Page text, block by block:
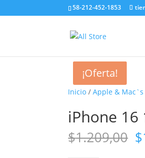
58-212-452-1853
Inicio /Apple & Mac`s
¡Oferta!
iPhone 16
$1.209,00 El
$
¡Oferta!